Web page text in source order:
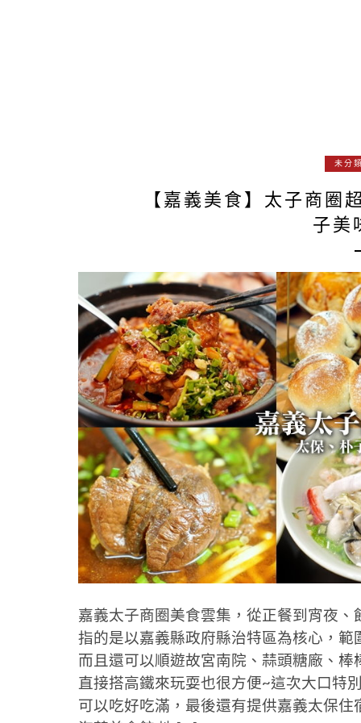
未分類
【嘉義美食】太子商圈
子美
嘉義太子商圈美食雲集，從正餐到宵夜、
指的是以嘉義縣政府縣治特區為核心，範
而且還可以順遊故宮南院、蒜頭糖廠、棒
直接搭高鐵來玩耍也很方便~這次大口特
可以吃好吃滿，最後還有提供嘉義太保